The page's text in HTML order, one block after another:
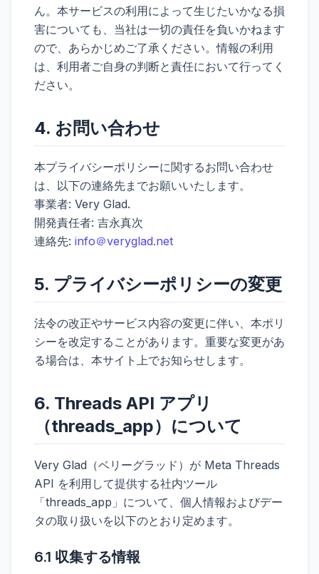
ん。本サービスの利用によって生じたいかなる損
害についても、当社は一切の責任を負いかねます
ので、あらかじめご了承ください。情報の利用
は、利用者ご自身の判断と責任において行ってく
ださい。
4. お問い合わせ
本プライバシーポリシーに関するお問い合わせ
は、以下の連絡先までお願いいたします。
事業者: Very Glad.
開発責任者: 吉永真次
連絡先: info＠veryglad.net
5. プライバシーポリシーの変更
法令の改正やサービス内容の変更に伴い、本ポリ
シーを改定することがあります。重要な変更があ
る場合は、本サイト上でお知らせします。
6. Threads API アプリ
（threads_app）について
Very Glad（ベリーグラッド）が Meta Threads
API を利用して提供する社内ツール
「threads_app」について、個人情報およびデー
タの取り扱いを以下のとおり定めます。
6.1 収集する情報